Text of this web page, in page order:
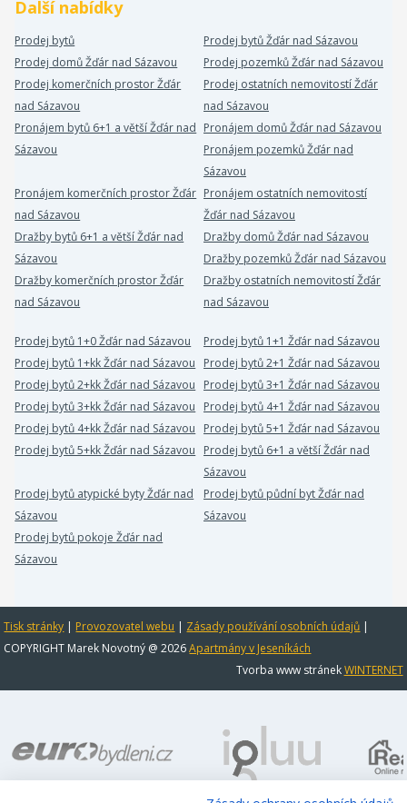
Další nabídky
Prodej bytů
Prodej bytů Žďár nad Sázavou
Prodej domů Žďár nad Sázavou
Prodej pozemků Žďár nad Sázavou
Prodej komerčních prostor Žďár
nad Sázavou
Prodej ostatních nemovitostí Žďár
nad Sázavou
Pronájem bytů 6+1 a větší Žďár nad
Sázavou
Pronájem domů Žďár nad Sázavou
Pronájem pozemků Žďár nad
Sázavou
Pronájem komerčních prostor Žďár
nad Sázavou
Pronájem ostatních nemovitostí
Žďár nad Sázavou
Dražby bytů 6+1 a větší Žďár nad
Sázavou
Dražby domů Žďár nad Sázavou
Dražby pozemků Žďár nad Sázavou
Dražby komerčních prostor Žďár
nad Sázavou
Dražby ostatních nemovitostí Žďár
nad Sázavou
Prodej bytů 1+0 Žďár nad Sázavou
Prodej bytů 1+1 Žďár nad Sázavou
Prodej bytů 1+kk Žďár nad Sázavou
Prodej bytů 2+1 Žďár nad Sázavou
Prodej bytů 2+kk Žďár nad Sázavou
Prodej bytů 3+1 Žďár nad Sázavou
Prodej bytů 3+kk Žďár nad Sázavou
Prodej bytů 4+1 Žďár nad Sázavou
Prodej bytů 4+kk Žďár nad Sázavou
Prodej bytů 5+1 Žďár nad Sázavou
Prodej bytů 5+kk Žďár nad Sázavou
Prodej bytů 6+1 a větší Žďár nad
Sázavou
Prodej bytů atypické byty Žďár nad
Sázavou
Prodej bytů půdní byt Žďár nad
Sázavou
Prodej bytů pokoje Žďár nad
Sázavou
Tisk stránky | Provozovatel webu | Zásady používání osobních údajů |
COPYRIGHT Marek Novotný @ 2026Apartmány v Jeseníkách
Tvorba www stránekWINTERNET